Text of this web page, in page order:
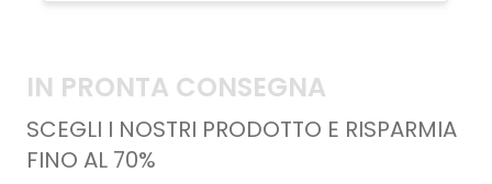
IN PRONTA CONSEGNA
SCEGLI I NOSTRI PRODOTTO E RISPARMIA
FINO AL 70%